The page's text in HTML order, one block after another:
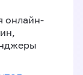
онлайн-